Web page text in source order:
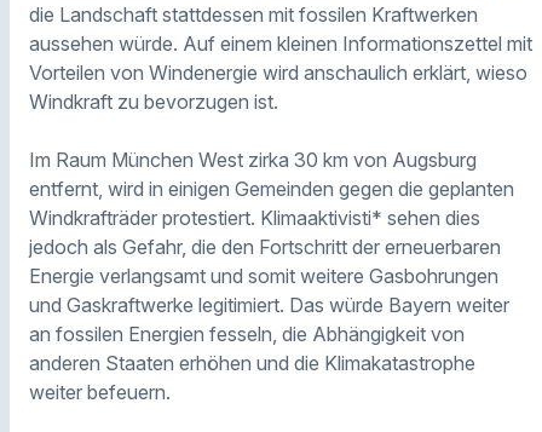
die Landschaft stattdessen mit fossilen Kraftwerken
aussehen würde. Auf einem kleinen Informationszettel mit
Vorteilen von Windenergie wird anschaulich erklärt, wieso
Windkraft zu bevorzugen ist.
Im Raum München West zirka 30 km von Augsburg
entfernt, wird in einigen Gemeinden gegen die geplanten
Windkrafträder protestiert. Klimaaktivisti* sehen dies
jedoch als Gefahr, die den Fortschritt der erneuerbaren
Energie verlangsamt und somit weitere Gasbohrungen
und Gaskraftwerke legitimiert. Das würde Bayern weiter
an fossilen Energien fesseln, die Abhängigkeit von
anderen Staaten erhöhen und die Klimakatastrophe
weiter befeuern.